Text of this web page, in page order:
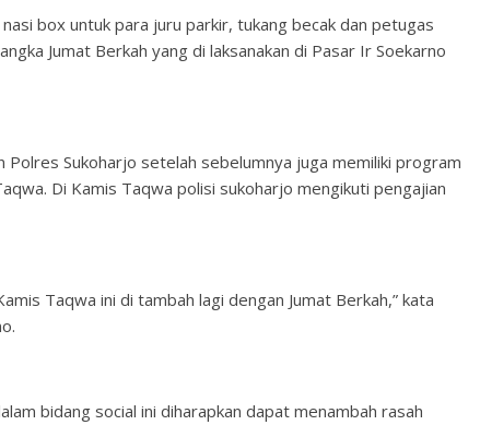
box untuk para juru parkir, tukang becak dan petugas
Jumat Berkah yang di laksanakan di Pasar Ir Soekarno
Sukoharjo setelah sebelumnya juga memiliki program
Di Kamis Taqwa polisi sukoharjo mengikuti pengajian
Taqwa ini di tambah lagi dengan Jumat Berkah,” kata
bidang social ini diharapkan dapat menambah rasah